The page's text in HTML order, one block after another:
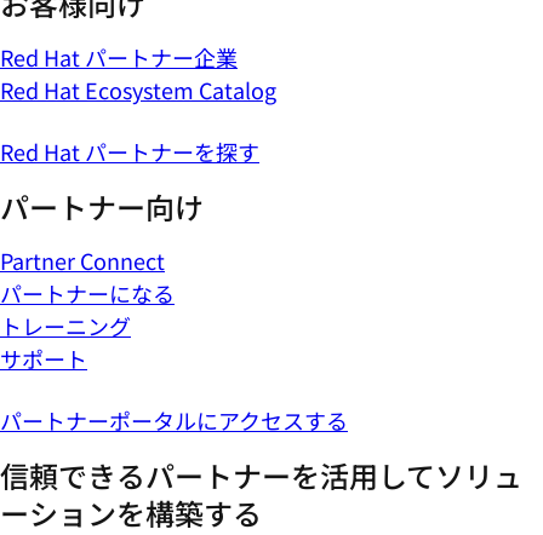
Red Hat パートナー企業
Red Hat Ecosystem Catalog
Red Hat パートナーを探す
パートナー向け
Partner Connect
パートナーになる
トレーニング
サポート
パートナーポータルにアクセスする
信頼できるパートナーを活用してソリュ
ーションを構築する